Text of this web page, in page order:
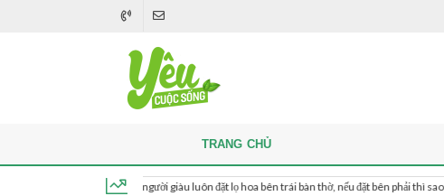
Khi thắp hương, người giàu luôn đặt lọ hoa bên trái bàn thờ, nếu đặt bên phải thì sao?
TRANG CHỦ